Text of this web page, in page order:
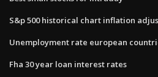
S&p 500 historical chart inflation
Unemployment rate european
Fha 30 year loan interest rates